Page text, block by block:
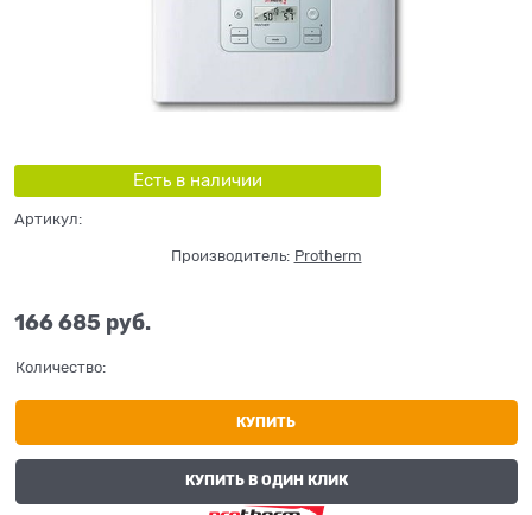
Есть в наличии
Артикул:
Производитель: Protherm
166 685 руб.
Количество:
КУПИТЬ
КУПИТЬ В ОДИН КЛИК